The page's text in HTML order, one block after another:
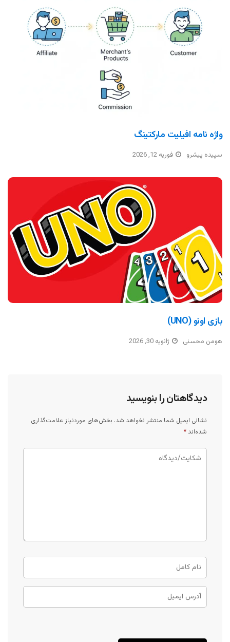
واژه نامه افیلیت مارکتینگ
سپیده پیشرو فوریه 12, 2026
بازی اونو (UNO)
هومن محسنی ژانویه 30, 2026
دیدگاهتان را بنویسید
نشانی ایمیل شما منتشر نخواهد شد. بخش‌های موردنیاز علامت‌گذاری
شده‌اند *